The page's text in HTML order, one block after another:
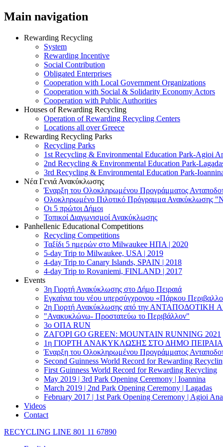
Main navigation
Rewarding Recycling
System
Rewarding Incentive
Social Contribution
Obligated Enterprises
Cooperation with Local Government Organizations
Cooperation with Social & Solidarity Economy Actors
Cooperation with Public Authorities
Houses of Rewarding Recycling
Operation of Rewarding Recycling Centers
Locations all over Greece
Rewarding Recycling Parks
Recycling Parks
1st Recycling & Environmental Education Park-Agioi
2nd Recycling & Environmental Education Park-
3rd Recycling & Environmental Education Park-
Νέα Γενιά Ανακύκλωσης
Έναρξη του Ολοκληρωμένου Προγράμματος
Ολοκληρωμένο Πιλοτικό Πρόγραμμα Ανακύκλωσης
Οι 5 πρώτοι Δήμοι
Τοπικοί Διαγωνισμοί Ανακύκλωσης
Panhellenic Educational Competitions
Recycling Competitions
Ταξίδι 5 ημερών στο Milwaukee HΠΑ | 2020
5-day Trip to Milwaukee, USA | 2019
4-day Trip to Canary Islands, SPAIN | 2018
4-day Trip to Rovaniemi, FINLAND | 2017
Events
3η Γιορτή Ανακύκλωσης στο Δήμο Πειραιά
Εγκαίνια του νέου υπερσύγχρονου «Πάρκου
2η Γιορτή Ανακύκλωσης από την ΑΝΤΑΠΟΔΟΤΙΚΗ
"Ανακυκλώνω- Προστατεύω το Περιβάλλον"
3o ΟΠΑ RUN
ZΑΓΟΡΙ GO GREEN: MOUNTAIN RUNNING 2021
1η ΓΙΟΡΤΗ ΑΝΑΚΥΚΛΩΣΗΣ ΣΤΟ ΔΗΜΟ ΠΕΙΡΑΙΑ
Έναρξη του Ολοκληρωμένου Προγράμματος
Second Guinness World Record for Rewarding
First Guinness World Record for Rewarding Recycling
May 2019 | 3rd Park Opening Ceremony | Ioannina
March 2019 | 2nd Park Opening Ceremony | Lagadas
February 2017 | 1st Park Opening Ceremony | Agioi
Videos
Contact
RECYCLING LINE 801 11 67890